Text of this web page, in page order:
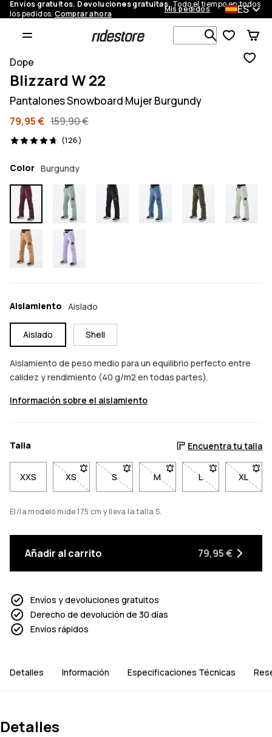
Envíos gratuitos. Devoluciones gratuitas.Todo el tiempo en todos
los pedidos.Comprar ahora Mis pedidos ES
Busca en
Dope
Blizzard W 22
Pantalones Snowboard Mujer Burgundy
79,95 € 159,90 €
(126)
126 opiniones, 4.7/5
Color Burgundy
Aislamiento Aislado
Aislado Shell
Aislamiento de peso medio para un equilibrio perfecto entre
calidez y rendimiento (40 g/m2 en todas partes).
Información sobre el aislamiento
Talla Encuentra tu talla
XXS XS- Talla XS no disponible. Haz clic para ser
S- Talla S no disponible. Haz clic para
M- Talla M no disponible.
L- Talla L no
XL- Talla
El/la modelo mide 175 cm y lleva la talla S.
Añadir al carrito 79,95 €
Envíos y devoluciones gratuitos
Derecho de devolución de 30 días
Envíos rápidos
Detalles Información Especificaciones Técnicas
Detalles